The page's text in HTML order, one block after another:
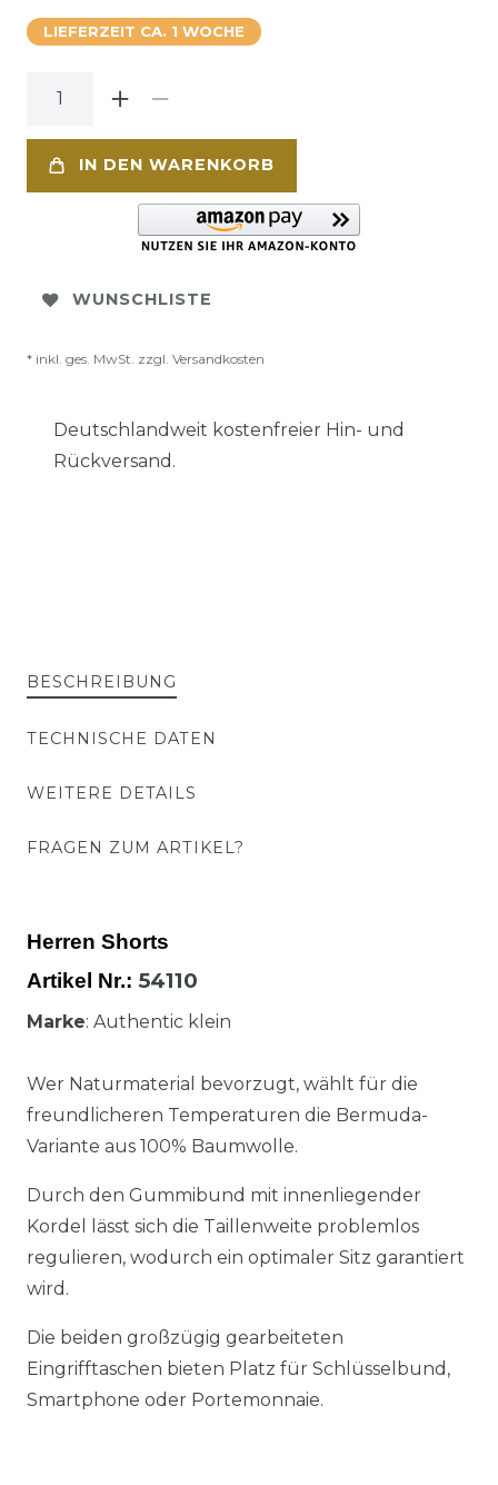
LIEFERZEIT CA. 1 WOCHE
IN DEN WARENKORB
WUNSCHLISTE
* inkl. ges. MwSt. zzgl. Versandkosten
Deutschlandweit kostenfreier Hin- und
Rückversand.
BESCHREIBUNG
TECHNISCHE DATEN
WEITERE DETAILS
FRAGEN ZUM ARTIKEL?
Herren Shorts
Artikel Nr.: 54110
Marke: Authentic klein
Wer Naturmaterial bevorzugt, wählt für die
freundlicheren Temperaturen die Bermuda-
Variante aus 100% Baumwolle.
Durch den Gummibund mit innenliegender
Kordel lässt sich die Taillenweite problemlos
regulieren, wodurch ein optimaler Sitz garantiert
wird.
Die beiden großzügig gearbeiteten
Eingrifftaschen bieten Platz für Schlüsselbund,
Smartphone oder Portemonnaie.